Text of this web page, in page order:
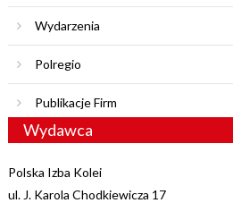
Wydarzenia
Polregio
Publikacje Firm
Wydawca
Polska Izba Kolei
ul. J. Karola Chodkiewicza 17